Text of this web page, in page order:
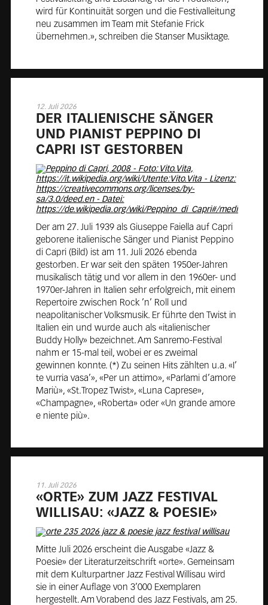
wird für Kontinuität sorgen und die Festivalleitung
neu zusammen im Team mit Stefanie Frick
übernehmen.», schreiben die Stanser Musiktage.
12. Juli 2026
DER ITA­LIE­NI­SCHE SÄN­GER
UND PIA­NI­ST PEP­PI­NO DI
CAPRI IST GE­STOR­BEN
Der am 27. Juli 1939 als Giuseppe Faiella auf Capri
geborene italienische Sänger und Pianist Peppino
di Capri (Bild) ist am 11. Juli 2026 ebenda
gestorben. Er war seit den späten 1950er-Jahren
musikalisch tätig und vor allem in den 1960er- und
1970er-Jahren in Italien sehr erfolgreich, mit einem
Repertoire zwischen Rock ’n’ Roll und
neapolitanischer Volksmusik. Er führte den Twist in
Italien ein und wurde auch als «italienischer
Buddy Holly» bezeichnet. Am Sanremo-Festival
nahm er 15-mal teil, wobei er es zweimal
gewinnen konnte. (*) Zu seinen Hits zählten u.a. «I’
te vurria vasa’», «Per un attimo», «Parlami d’amore
Mariù», «St.Tropez Twist», «Luna Caprese»,
«Champagne», «Roberta» oder «Un grande amore
e niente più».
11. Juli 2026
«ORTE» ZUM JAZZ FES­TI­VAL
WIL­LI­S­AU: «JAZZ & POE­SIE»
Mitte Juli 2026 erscheint die Ausgabe «Jazz &
Poesie» der Literaturzeitschrift «orte». Gemeinsam
mit dem Kulturpartner Jazz Festival Willisau wird
sie in einer Auflage von 3’000 Exemplaren
hergestellt. Am Vorabend des Jazz Festivals, am 25.